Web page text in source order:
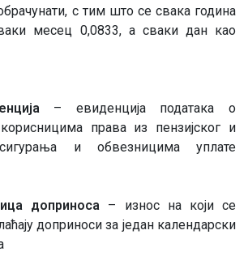
с тим што се свака година
месец 0,0833, а сваки дан као
– евиденција података о
права из пензијског и
и обвезницима уплате
доприноса – износ на који се
доприноси за један календарски